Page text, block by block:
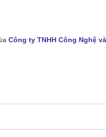
Công ty TNHH Công Nghệ